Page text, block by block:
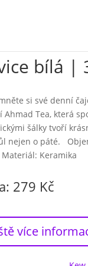
bílá |
si své denní
Ahmad Tea, která
šálky tvoří
nejen o páté.
Materiál: Keramika
279 Kč
více